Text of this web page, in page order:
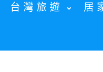
台灣旅遊 居